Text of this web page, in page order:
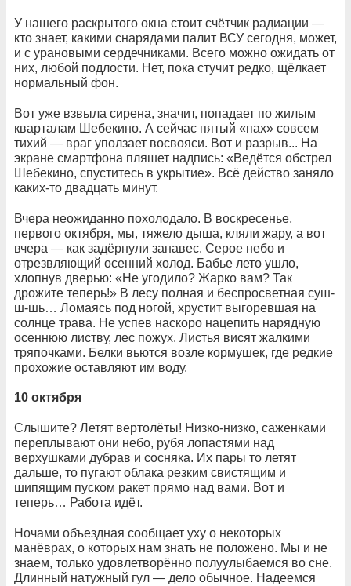
У нашего раскрытого окна стоит счётчик радиации —
кто знает, какими снарядами палит ВСУ сегодня, может,
и с урановыми сердечниками. Всего можно ожидать от
них, любой подлости. Нет, пока стучит редко, щёлкает
нормальный фон.
Вот уже взвыла сирена, значит, попадает по жилым
кварталам Шебекино. А сейчас пятый «пах» совсем
тихий — враг уползает восвояси. Вот и разрыв... На
экране смартфона пляшет надпись: «Ведётся обстрел
Шебекино, спуститесь в укрытие». Всё действо заняло
каких-то двадцать минут.
Вчера неожиданно похолодало. В воскресенье,
первого октября, мы, тяжело дыша, кляли жару, а вот
вчера — как задёрнули занавес. Серое небо и
отрезвляющий осенний холод. Бабье лето ушло,
хлопнув дверью: «Не угодило? Жарко вам? Так
дрожите теперь!» В лесу полная и беспросветная суш-
ш-шь… Ломаясь под ногой, хрустит выгоревшая на
солнце трава. Не успев наскоро нацепить нарядную
осеннюю листву, лес пожух. Листья висят жалкими
тряпочками. Белки вьются возле кормушек, где редкие
прохожие оставляют им воду.
10 октября
Слышите? Летят вертолёты! Низко-низко, саженками
переплывают они небо, рубя лопастями над
верхушками дубрав и сосняка. Их пары то летят
дальше, то пугают облака резким свистящим и
шипящим пуском ракет прямо над вами. Вот и
теперь… Работа идёт.
Ночами объездная сообщает уху о некоторых
манёврах, о которых нам знать не положено. Мы и не
знаем, только удовлетворённо полуулыбаемся во сне.
Длинный натужный гул — дело обычное. Надеемся